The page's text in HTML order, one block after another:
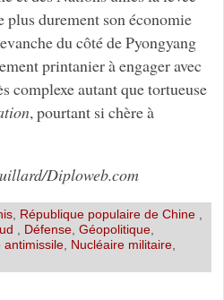
plus durement son économie
du côté de Pyongyang
printanier à engager avec
complexe autant que tortueuse
, pourtant si chère à
Diploweb.com
, République populaire de Chine
Défense, Géopolitique,
antimissile, Nucléaire militaire,